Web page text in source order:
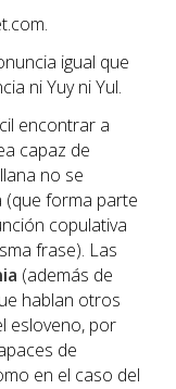
igual que
ni Yuy ni Yul.
encontrar a
capaz de
no se
(que forma parte
copulativa
frase). Las
(además de
hablan otros
esloveno, por
de
en el caso del